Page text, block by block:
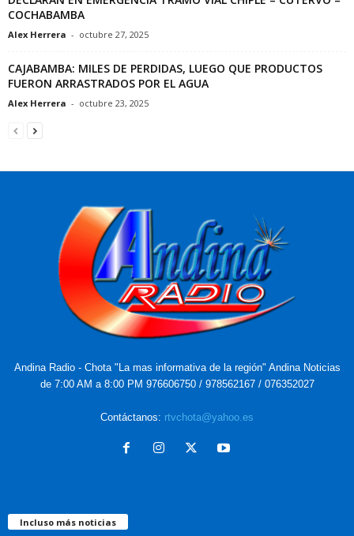
COCHABAMBA
Alex Herrera - octubre 27, 2025
CAJABAMBA: MILES DE PERDIDAS, LUEGO QUE PRODUCTOS
FUERON ARRASTRADOS POR EL AGUA
Alex Herrera - octubre 23, 2025
Andina Radio - Chota "La mas informativa de la región" Andina Noticias
de 7:00 AM a 8:00 PM 976606750 / 978562167 / 076352027
Contáctanos: rtvchota@yahoo.es
Incluso más noticias